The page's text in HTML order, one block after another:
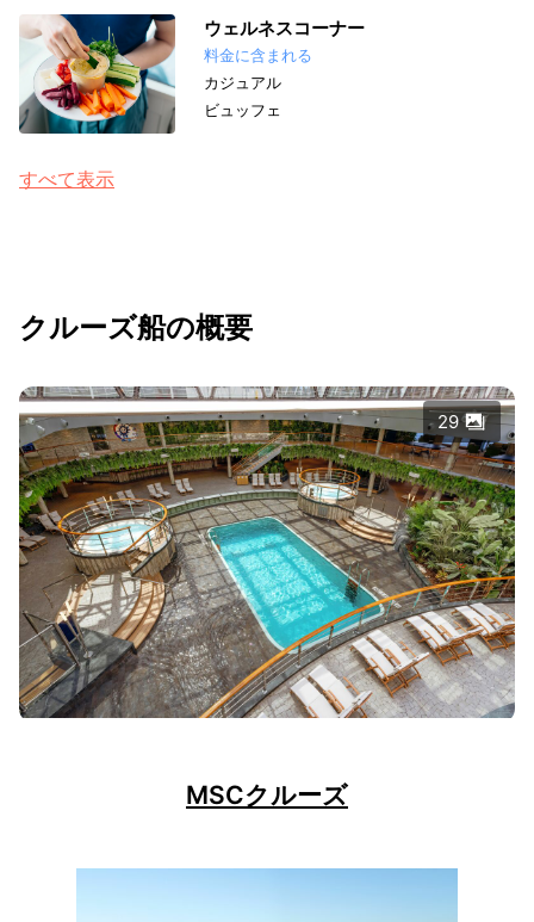
ウェルネスコーナー
料金に含まれる
カジュアル
ビュッフェ
すべて表示
クルーズ船の概要
29
MSCクルーズ